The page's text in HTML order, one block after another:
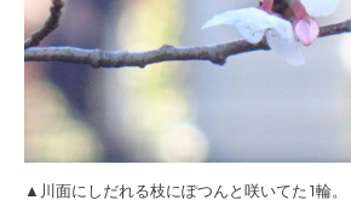
▲川面にしだれる枝にぽつんと咲いてた1輪。